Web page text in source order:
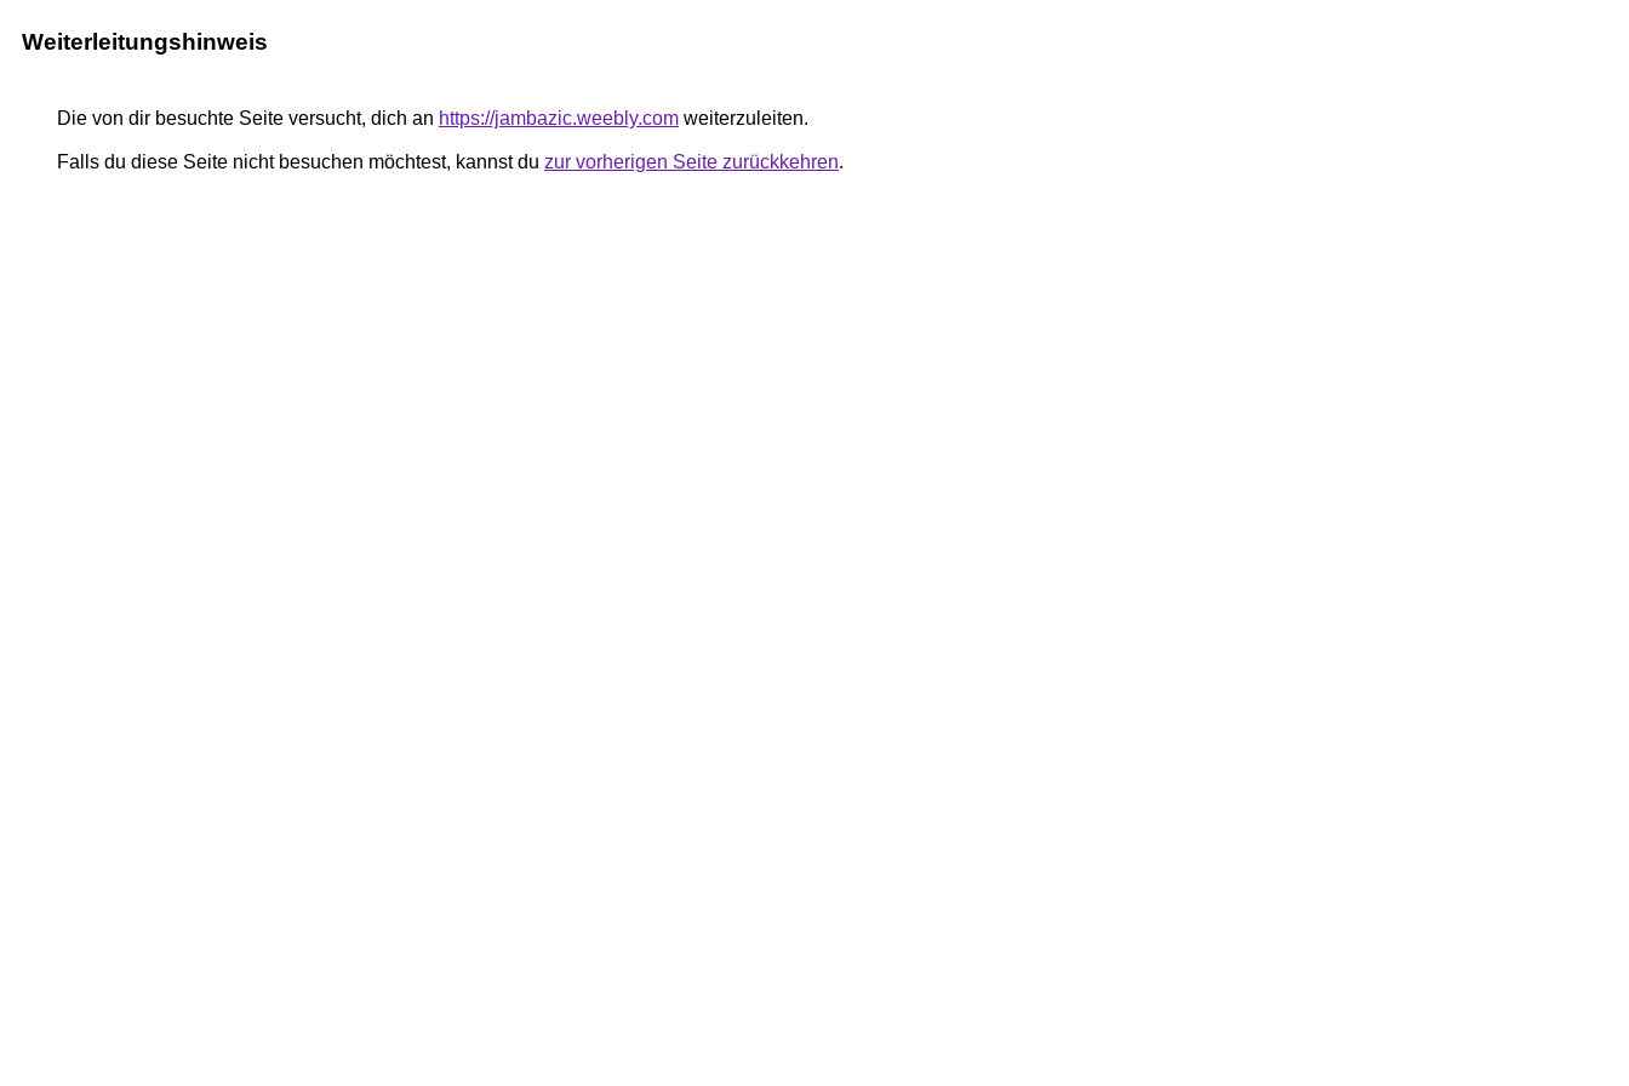
Weiterleitungshinweis
Die von dir besuchte Seite versucht, dich an https://jambazic.weebly.com weiterzuleiten.
Falls du diese Seite nicht besuchen möchtest, kannst du zur vorherigen Seite zurückkehren.